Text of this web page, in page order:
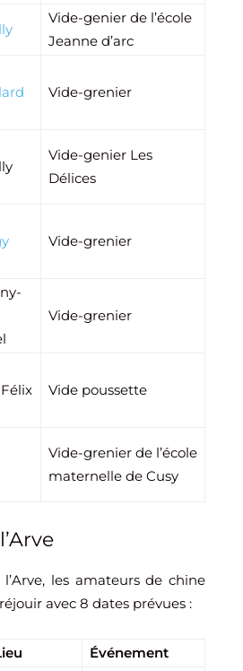
Vide-genier de l’école
Jeanne d’arc
Vide-grenier
Vide-genier Les
Délices
Vide-grenier
Vide-grenier
Vide poussette
Vide-grenier de l’école
maternelle de Cusy
les amateurs de chine
avec 8 dates prévues :
Événement